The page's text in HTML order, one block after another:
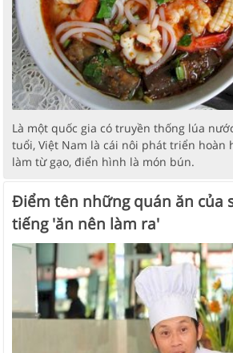
Là một quốc gia có truyền thống lúa
tuổi, Việt Nam là cái nôi phát triển hoàn
làm từ gạo, điển hình là món bún.
Điểm tên những quán ăn của
tiếng 'ăn nên làm ra'